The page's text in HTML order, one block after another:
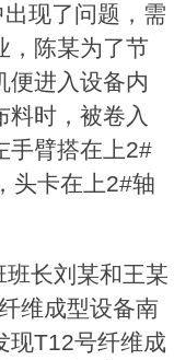
现了问题，需
，陈某为了节
便进入设备内
料时，被卷入
手臂搭在上2#
头卡在上2#轴
长刘某和王某
维成型设备南
现T12号纤维成